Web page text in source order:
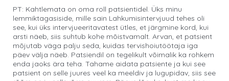
PT: Kahtlemata on oma roll patsientidel. Üks minu
lemmiktagasiside, mille sain Lahkumisintervjuud tehes oli
see, kui üks intervjueeritavatest ütles, et järgmine kord, kui
arsti näeb, siis suhtub kohe mõistvamalt. Arvan, et patsient
mõjutab väga palju seda, kuidas tervishoiutöötaja iga
päev välja näeb. Patsiendil on tegelikult võimalik ka rohkem
enda jaoks ära teha. Tahame aidata patsiente ja kui see
patsient on selle juures veel ka meeldiv ja lugupidav, siis see